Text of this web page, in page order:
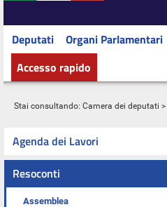
Deputati Organi Parlamentari
Accesso rapido
Stai consultando: Camera dei deputati >
Agenda dei Lavori
Resoconti
Assemblea